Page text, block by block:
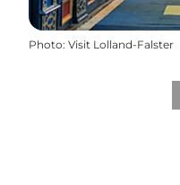
Photo: Visit Lolland-Falster